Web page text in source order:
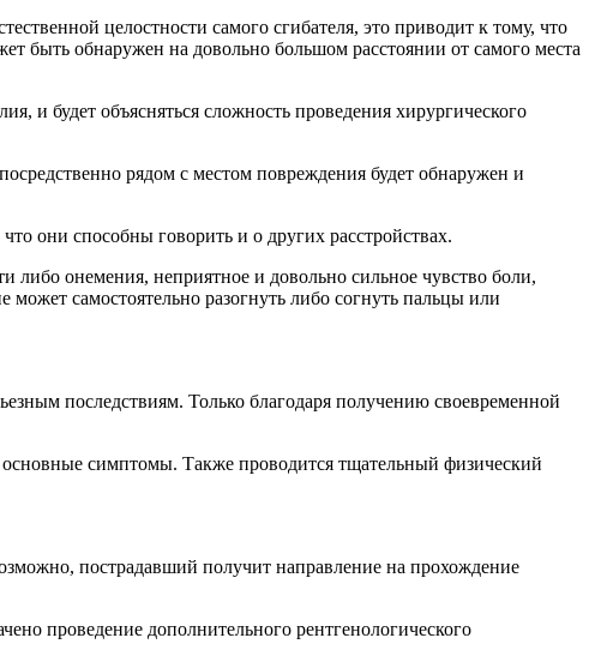
целостности самого сгибателя, это приводит к тому, что
быть обнаружен на довольно большом расстоянии от самого места
и будет объясняться сложность проведения хирургического
рядом с местом повреждения будет обнаружен и
они способны говорить и о других расстройствах.
либо онемения, неприятное и довольно сильное чувство боли,
самостоятельно разогнуть либо согнуть пальцы или
последствиям. Только благодаря получению своевременной
основные симптомы. Также проводится тщательный физический
пострадавший получит направление на прохождение
проведение дополнительного рентгенологического